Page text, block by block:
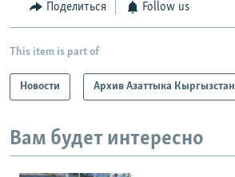
Поделиться Follow us
This item is part of
Новости Архив Азаттыка Кыргызстан
Вам будет интересно